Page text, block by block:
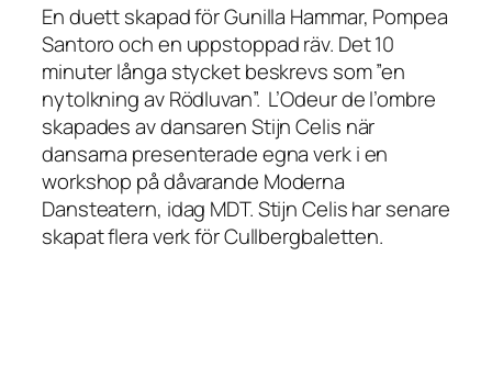
En duett skapad för Gunilla Hammar, Pompea
Santoro och en uppstoppad räv. Det 10
minuter långa stycket beskrevs som ”en
nytolkning avRödluvan”. L’Odeur de l’ombre
skapades av dansaren Stijn Celis när
dansarna presenterade egna verk i en
workshop på dåvarande Moderna
Dansteatern, idag MDT. Stijn Celis har senare
skapat flera verk för Cullbergbaletten.